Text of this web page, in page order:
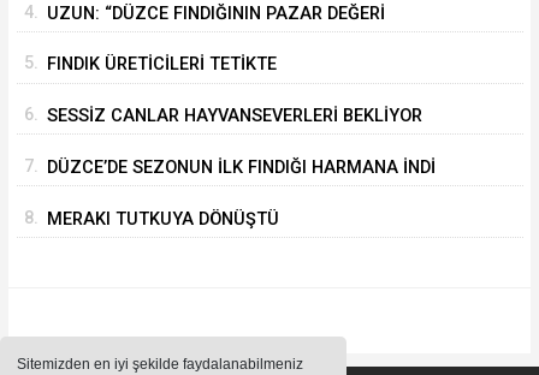
Sitemizden en iyi şekilde faydalanabilmeniz
4. UZUN: “DÜZCE FINDIĞININ PAZAR DEĞERİ
5. FINDIK ÜRETİCİLERİ TETİKTE
6. SESSİZ CANLAR HAYVANSEVERLERİ BEKLİYOR
7. DÜZCE’DE SEZONUN İLK FINDIĞI HARMANA İNDİ
8. MERAKI TUTKUYA DÖNÜŞTÜ